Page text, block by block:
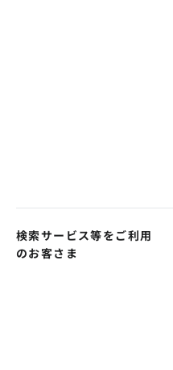
検索サービス等をご利用
のお客さま